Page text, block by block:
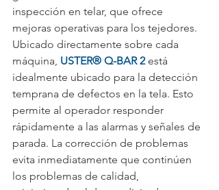
inspección en telar, que ofrece
mejoras operativas para los tejedores.
Ubicado directamente sobre cada
máquina, USTER® Q-BAR 2 está
idealmente ubicado para la detección
temprana de defectos en la tela. Esto
permite al operador responder
rápidamente a las alarmas y señales de
parada. La corrección de problemas
evita inmediatamente que continúen
los problemas de calidad,